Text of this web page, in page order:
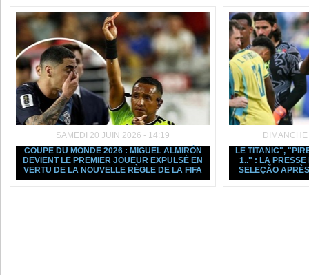
SAMEDI 20 JUIN 2026 - 14:19
COUPE DU MONDE 2026 : MIGUEL ALMIRÓN
DEVIENT LE PREMIER JOUEUR EXPULSÉ EN
VERTU DE LA NOUVELLE RÈGLE DE LA FIFA
LE TITANIC",
1.." : LA PRESSE
SELEÇÃO